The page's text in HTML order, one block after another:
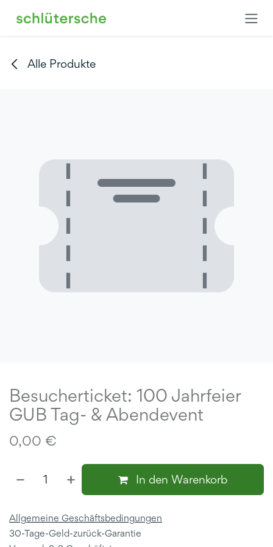
Alle Produkte
Besucherticket: 100 Jahrfeier
GUB Tag- & Abendevent
0,00 €
In den Warenkorb
Allgemeine Geschäftsbedingungen
30-Tage-Geld-zurück-Garantie